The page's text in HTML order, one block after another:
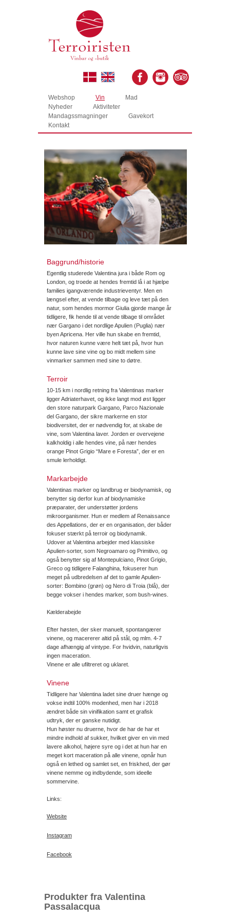
Webshop Vin
Mad
Nyheder
Aktiviteter
Mandagssmagninger
Gavekort
Kontakt
Baggrund/historie
Egentlig studerede Valentina jura i både Rom og
London, og troede at hendes fremtid lå i at hjælpe
families igangværende industrieventyr. Men en
længsel efter, at vende tilbage og leve tæt på den
natur, som hendes mormor Giulia gjorde mange år
tidligere, fik hende til at vende tilbage til området
nær Gargano i det nordlige Apulien (Puglia) nær
byen Apricena. Her ville hun skabe en fremtid,
hvor naturen kunne være helt tæt på, hvor hun
kunne lave sine vine og bo midt mellem sine
vinmarker sammen med sine to døtre.
Terroir
10-15 km i nordlig retning fra Valentinas marker
ligger Adriaterhavet, og ikke langt mod øst ligger
den store naturpark Gargano, Parco Nazionale
del Gargano, der sikre markerne en stor
biodiversitet, der er nødvendig for, at skabe de
vine, som Valentina laver. Jorden er overvejene
kalkholdig i alle hendes vine, på nær hendes
orange Pinot Grigio “Mare e Foresta”, der er en
smule lerholdigt.
Markarbejde
Valentinas marker og landbrug er biodynamisk, og
benytter sig derfor kun af biodynamiske
præparater, der understøtter jordens
mikroorganismer. Hun er medlem af Renaissance
des Appellations, der er en organisation, der båder
fokuser stærkt på terroir og biodynamik.
Udover at Valentina arbejder med klassiske
Apulien-sorter, som Negroamaro og Primitivo, og
også benytter sig af Montepulciano, Pinot Grigio,
Greco og tidligere Falanghina, fokuserer hun
meget på udbredelsen af det to gamle Apulien-
sorter: Bombino (grøn) og Nero di Troia (blå), der
begge vokser i hendes marker, som bush-wines.
Kælderabejde
Efter høsten, der sker manuelt, spontangærer
vinene, og macererer altid på stål, og mlm. 4-7
dage afhængig af vintype. For hvidvin, naturligvis
ingen maceration.
Vinene er alle ufiltreret og uklaret.
Vinene
Tidligere har Valentina ladet sine druer hænge og
vokse indtil 100% modenhed, men har i 2018
ændret både sin vinifikation samt et grafisk
udtryk, der er ganske nutidigt.
Hun høster nu druerne, hvor de har de har et
mindre indhold af sukker, hvilket giver en vin med
lavere alkohol, højere syre og i det at hun har en
meget kort maceration på alle vinene, opnår hun
også en lethed og samlet set, en friskhed, der gør
vinene nemme og indbydende, som ideelle
sommervine.
Links:
Website
Instagram
Facebook
Produkter fra Valentina
Passalacqua